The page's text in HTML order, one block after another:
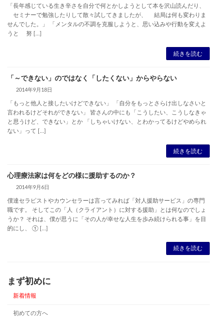
「長年感じている生き辛さを自分で何とかしようとして本を沢山読んだり、
セミナーで勉強したりして散々試してきましたが、 結局は何も変わりま
せんでした。」 「メンタルの不調を克服しようと、思い込みや行動を変えよ
うと 努 […]
続きを読む
「～できない」のではなく「したくない」からやらない
2014年9月18日
「もっと他人と接したいけどできない」 「自分をもっとさらけ出しなさいと
言われるけどそれができない」 皆さんの中にも「こうしたい、こうしなきゃ
と思うけど、できない」とか 「しちゃいけない、とわかってるけどやめられ
ない」って […]
続きを読む
心理療法家は何をどの様に援助するのか？
2014年9月6日
僕達セラピストやカウンセラーは言ってみれば「対人援助サービス」の専門
職です。 そしてこの「人（クライアント）に対する援助」とは何なのでしょ
うか？ それは、僕が思うに「その人が幸せな人生を歩み続けられる事」を目
的にし、 ① […]
続きを読む
まず初めに
新着情報
初めての方へ